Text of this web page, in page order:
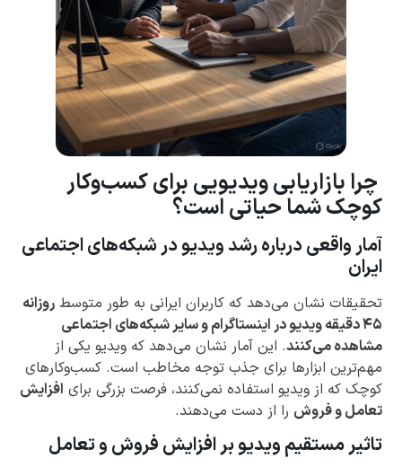
چرا بازاریابی ویدیویی برای کسب‌وکار
کوچک شما حیاتی است؟
آمار واقعی درباره رشد ویدیو در شبکه‌های اجتماعی
ایران
تحقیقات نشان می‌دهد که کاربران ایرانی به طور متوسط روزانه
۴۵ دقیقه ویدیو در اینستاگرام و سایر شبکه‌های اجتماعی
مشاهده می‌کنند. این آمار نشان می‌دهد که ویدیو یکی از
مهم‌ترین ابزارها برای جذب توجه مخاطب است. کسب‌وکارهای
کوچک که از ویدیو استفاده نمی‌کنند، فرصت بزرگی برای افزایش
تعامل و فروش را از دست می‌دهند.
تاثیر مستقیم ویدیو بر افزایش فروش و تعامل